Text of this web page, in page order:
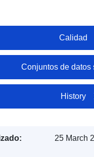
Calidad
Conjuntos de datos
History
25 March